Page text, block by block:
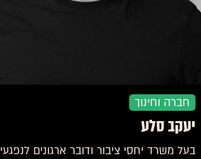
חברה וחינוך
יעקב סלע
בעל משרד יחסי ציבור ודובר ארגונים לנפגעי